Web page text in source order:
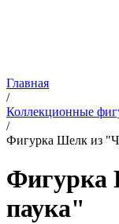
Главная
/
Коллекционные
/
Фигурка Шелк из
Фигурка
паука"